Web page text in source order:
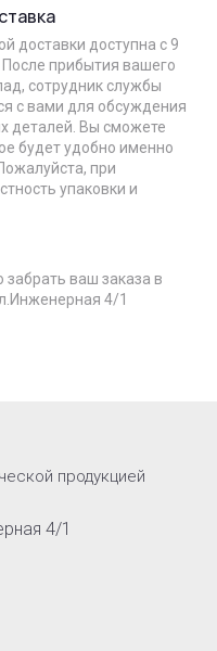
доставки доступна с 9
прибытия вашего
сотрудник службы
с вами для обсуждения
деталей. Вы сможете
будет удобно именно
при
упаковки и
ваш заказа в
4/1
продукцией
4/1